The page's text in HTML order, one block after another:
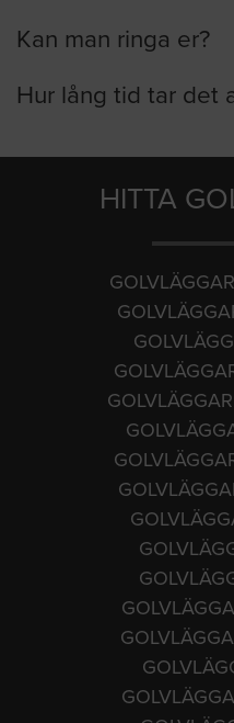
Kan man ringa er?
Hur lång tid tar det
HITTA